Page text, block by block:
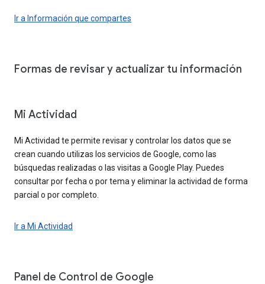
Ir a Información que compartes
Formas de revisar y actualizar tu información
Mi Actividad
Mi Actividad te permite revisar y controlar los datos que se
crean cuando utilizas los servicios de Google, como las
búsquedas realizadas o las visitas a Google Play. Puedes
consultar por fecha o por tema y eliminar la actividad de forma
parcial o por completo.
Ir a Mi Actividad
Panel de Control de Google